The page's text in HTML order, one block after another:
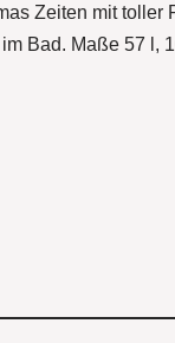
Zeiten mit
Bad. Maße 57 l,